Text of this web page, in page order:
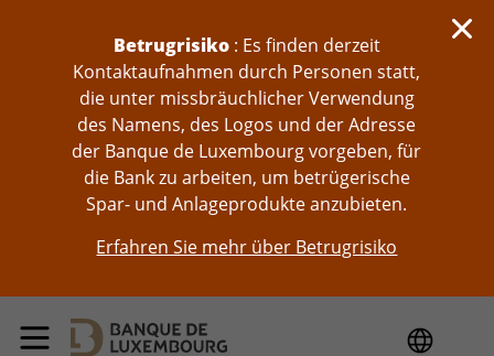
Betrugrisiko: Es finden derzeit
Kontaktaufnahmen durch Personen statt,
die unter missbräuchlicher Verwendung
des Namens, des Logos und der Adresse
der Banque de Luxembourg vorgeben, für
die Bank zu arbeiten, um betrügerische
Spar- und Anlageprodukte anzubieten.
Erfahren Sie mehr über Betrugrisiko